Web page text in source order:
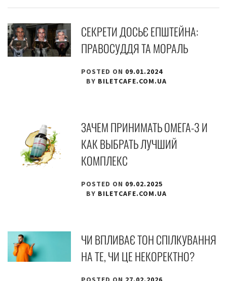
СЕКРЕТИ ДОСЬЄ ЕПШТЕЙНА:
ПРАВОСУДДЯ ТА МОРАЛЬ
POSTED ON 09.01.2024
BY BILETCAFE.COM.UA
ЗАЧЕМ ПРИНИМАТЬ ОМЕГА-3 И
КАК ВЫБРАТЬ ЛУЧШИЙ
КОМПЛЕКС
POSTED ON 09.02.2025
BY BILETCAFE.COM.UA
ЧИ ВПЛИВАЄ ТОН СПІЛКУВАННЯ
НА ТЕ, ЧИ ЦЕ НЕКОРЕКТНО?